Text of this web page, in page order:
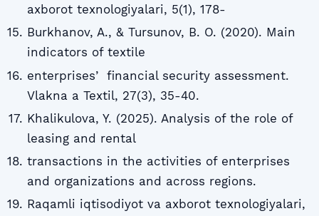
axborot texnologiyalari, 5(1), 178-
Burkhanov, A., & Tursunov, B. O. (2020). Main
indicators of textile
enterprisesʼ financial security assessment.
Vlakna a Textil, 27(3), 35-40.
Khalikulova, Y. (2025). Analysis of the role of
leasing and rental
transactions in the activities of enterprises
and organizations and across regions.
Raqamli iqtisodiyot va axborot texnologiyalari,